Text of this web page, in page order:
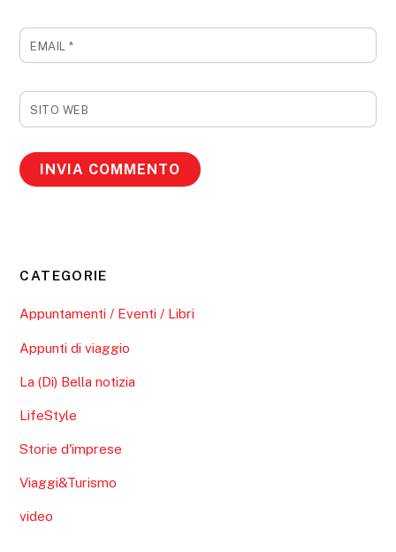
EMAIL*
SITO WEB
CATEGORIE
Appuntamenti / Eventi / Libri
Appunti di viaggio
La (Di) Bella notizia
LifeStyle
Storie d'imprese
Viaggi&Turismo
video